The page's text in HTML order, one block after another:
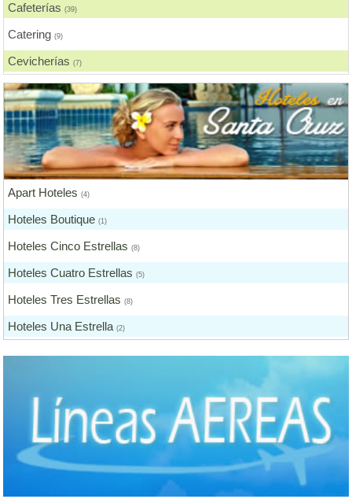
Cafeterías(39)
Catering(9)
Cevicherías(7)
Chicharronerías(8)
Chifas, Comida China(2)
Churrasquerías (28)
Comida Árabe(3)
Comida Brasilera
Comida Coreana(1)
Comida Española(2)
Comida Francesa(6)
Comida Fusión(3)
Comida Gourmet(3)
Comida Hindú(1)
Comida Italiana (6)
Comida Japonesa(7)
Comida Mexicana(1)
Apart Hoteles(4)
Hoteles Boutique(1)
Hoteles Cinco Estrellas(8)
Hoteles Cuatro Estrellas(5)
Hoteles Tres Estrellas(8)
Hoteles Una Estrella(2)
Otros Hoteles(1)